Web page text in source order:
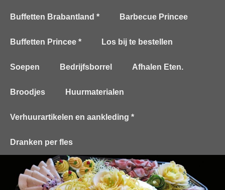
Buffetten Brabantland * Barbecue Princee
Buffetten Princee * Los bij te bestellen
Soepen Bedrijfsborrel Afhalen Eten.
Broodjes Huurmaterialen
Verhuurartikelen en aankleding *
Dranken per fles